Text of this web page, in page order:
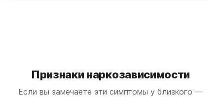
Признаки наркозависимости
Если вы замечаете эти симптомы у близкого —